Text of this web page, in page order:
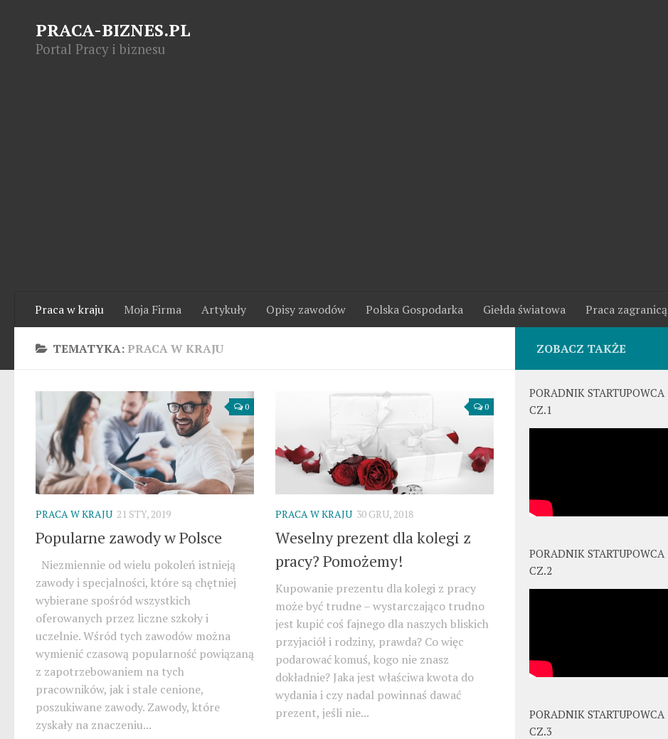
PRACA-BIZNES.PL
Portal Pracy i biznesu
Praca w kraju Moja Firma Artykuły Opisy zawodów Polska Gospodarka Giełda światowa Praca zagranicą
TEMATYKA: PRACA W KRAJU
0
PRACA W KRAJU 21 STY, 2019
Popularne zawody w Polsce
Niezmiennie od wielu pokoleń istnieją
zawody i specjalności, które są chętniej
wybierane spośród wszystkich
oferowanych przez liczne szkoły i
uczelnie. Wśród tych zawodów można
wymienić czasową popularność powiązaną
z zapotrzebowaniem na tych
pracowników, jak i stale cenione,
poszukiwane zawody. Zawody, które
zyskały na znaczeniu...
0
PRACA W KRAJU 30 GRU, 2018
Weselny prezent dla kolegi z
pracy? Pomożemy!
Kupowanie prezentu dla kolegi z pracy
może być trudne – wystarczająco trudno
jest kupić coś fajnego dla naszych bliskich
przyjaciół i rodziny, prawda? Co więc
podarować komuś, kogo nie znasz
dokładnie? Jaka jest właściwa kwota do
wydania i czy nadal powinnaś dawać
prezent, jeśli nie...
ZOBACZ TAKŻE
PORADNIK STARTUPOWCA
CZ.1
PORADNIK STARTUPOWCA
CZ.2
PORADNIK STARTUPOWCA
CZ.3